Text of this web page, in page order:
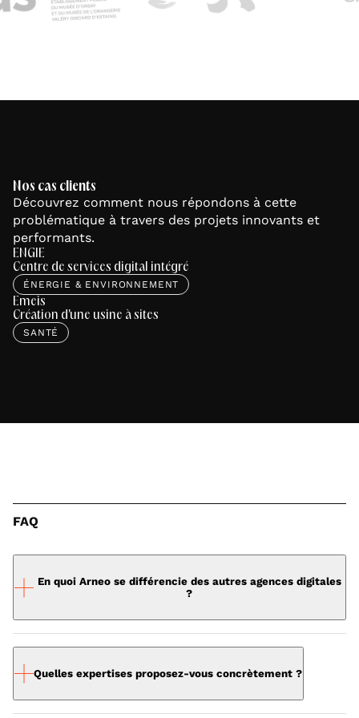
Nos cas clients
Découvrez comment nous répondons à cette
problématique à travers des projets innovants et
performants.
ENGIE
Centre de services digital intégré
ÉNERGIE & ENVIRONNEMENT
Emeis
Création d'une usine à sites
SANTÉ
FAQ
En quoi Arneo se différencie des autres agences digitales
?
Arneo combine expertise métier, créativité et
performance avec unfonctionnement hybride
accompagnons, conseillons et adaptons nos
Quelles expertises proposez-vous concrètement ?
Nous intervenons surl’ensemble de la chaîne